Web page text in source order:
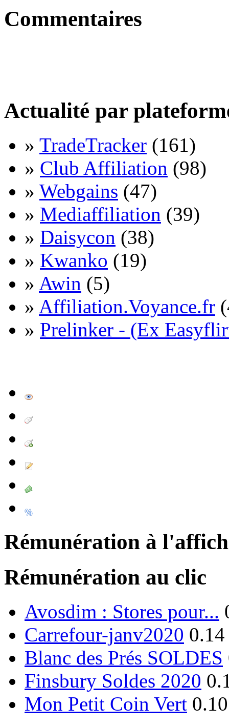
Commentaires
Actualité par
» TradeTracker (161)
» Club Affiliation (98)
» Webgains (47)
» Mediaffiliation (39)
» Daisycon (38)
» Kwanko (19)
» Awin (5)
» Affiliation.Voyance.fr
» Prelinker - (Ex
Rémunération à
Rémunération au clic
Avosdim : Stores pour...
Carrefour-janv2020
Blanc des Prés SOLDES
Finsbury Soldes 2020
Mon Petit Coin Vert